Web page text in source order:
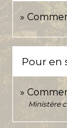
Pour en
Ministère